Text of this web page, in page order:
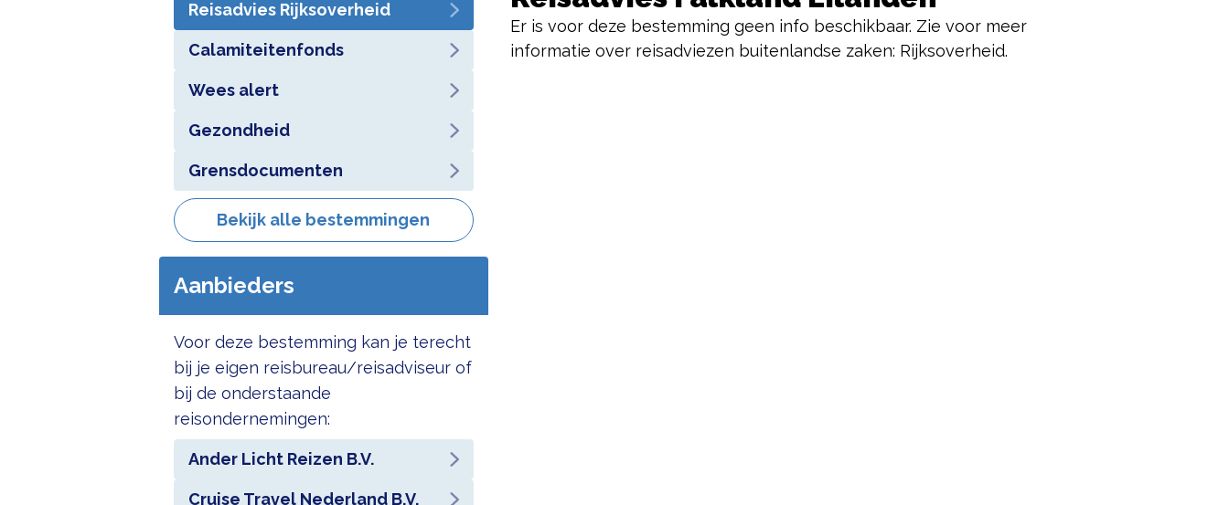
Reisadvies Rijksoverheid
Calamiteitenfonds
Wees alert
Gezondheid
Grensdocumenten
Bekijk alle bestemmingen
Aanbieders
Voor deze bestemming kan je terecht
bij je eigen reisbureau/reisadviseur of
bij de onderstaande
reisondernemingen:
Ander Licht Reizen B.V.
Cruise Travel Nederland B.V.
Er is voor deze bestemming geen info beschikbaar. Zie voor meer
informatie over reisadviezen buitenlandse zaken: Rijksoverheid.